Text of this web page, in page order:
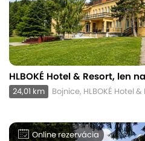
HLBOKÉ Hotel & Resort, len
24,01 km Bojnice, HLBOKÉ Hotel
Online rezervácia